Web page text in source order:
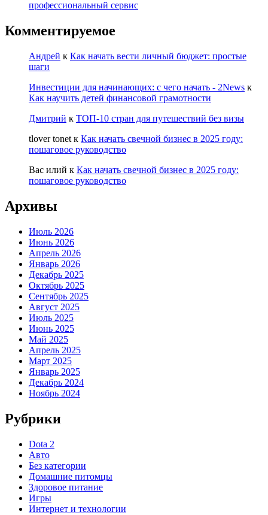
профессиональный сервис
Комментируемое
Андрей к Как начать вести личный бюджет: простые
шаги
Инвестиции для начинающих: с чего начать - 2News к
Как научить детей финансовой грамотности
Дмитрий к ТОП-10 стран для путешествий без визы
tlover tonet к Как начать свечной бизнес в 2025 году:
пошаговое руководство
Вас илий к Как начать свечной бизнес в 2025 году:
пошаговое руководство
Архивы
Июль 2026
Июнь 2026
Апрель 2026
Январь 2026
Декабрь 2025
Октябрь 2025
Сентябрь 2025
Август 2025
Июль 2025
Июнь 2025
Май 2025
Апрель 2025
Март 2025
Январь 2025
Декабрь 2024
Ноябрь 2024
Рубрики
Dota 2
Авто
Без категории
Домашние питомцы
Здоровое питание
Игры
Интернет и технологии